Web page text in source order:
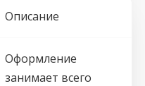
Описание
Оформление
занимает всего